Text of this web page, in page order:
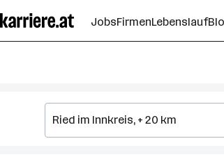
Seiteninhalt
springen
JobsFirmenLebenslauf